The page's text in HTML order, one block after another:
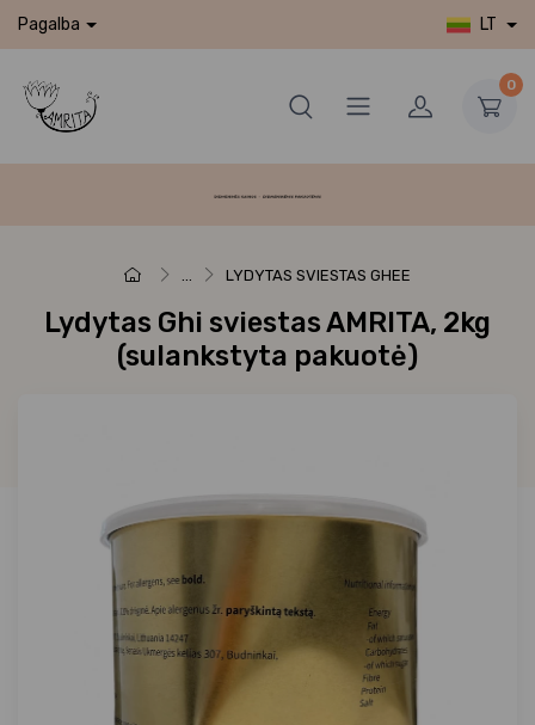
Pagalba LT
0
... LYDYTAS SVIESTAS GHEE
Lydytas Ghi sviestas AMRITA, 2kg
(sulankstyta pakuotė)